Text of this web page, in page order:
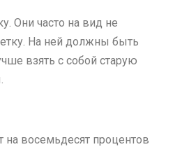
Они часто на вид не
На ней должны быть
взять с собой старую
восемьдесят процентов